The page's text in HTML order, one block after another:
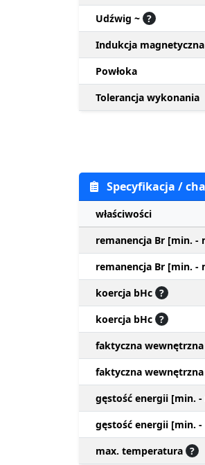
Udźwig ~ ?
Indukcja
Powłoka
Tolerancja wykonania
Specyfikacja /
właściwości
remanencja Br [min. -
remanencja Br [min. -
koercja bHc ?
koercja bHc ?
faktyczna wewnętrzna
faktyczna wewnętrzna
gęstość energii [min. -
gęstość energii [min. -
max. temperatura ?